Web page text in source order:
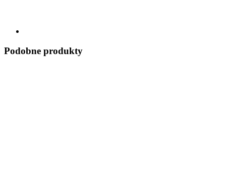
Podobne produkty